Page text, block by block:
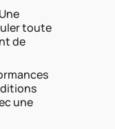
toute
de
une